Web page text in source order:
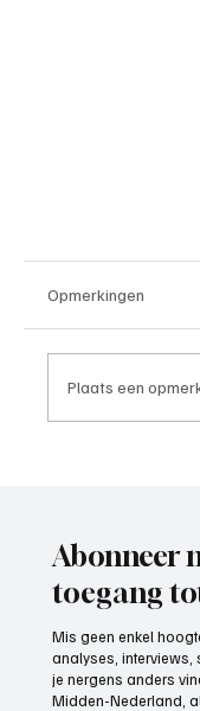
Opmerkingen
Plaats een
Abonneer
toegang
Mis geen enkel
analyses, interviews,
je nergens anders
Midden-Nederland,